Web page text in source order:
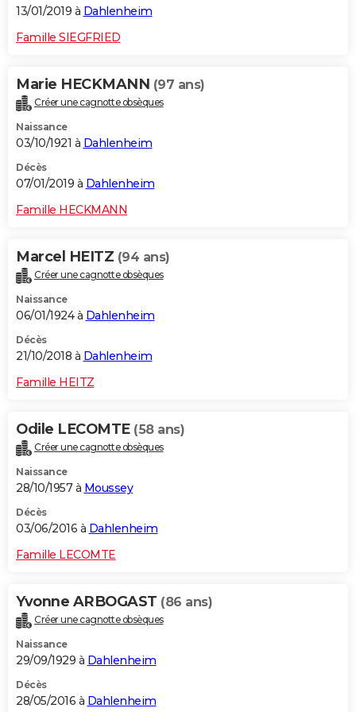
13/01/2019 à Dahlenheim
Famille SIEGFRIED
Marie HECKMANN (97 ans)
Créer une cagnotte obsèques
Naissance
03/10/1921 à Dahlenheim
Décès
07/01/2019 à Dahlenheim
Famille HECKMANN
Marcel HEITZ (94 ans)
Créer une cagnotte obsèques
Naissance
06/01/1924 à Dahlenheim
Décès
21/10/2018 à Dahlenheim
Famille HEITZ
Odile LECOMTE (58 ans)
Créer une cagnotte obsèques
Naissance
28/10/1957 à Moussey
Décès
03/06/2016 à Dahlenheim
Famille LECOMTE
Yvonne ARBOGAST (86 ans)
Créer une cagnotte obsèques
Naissance
29/09/1929 à Dahlenheim
Décès
28/05/2016 à Dahlenheim